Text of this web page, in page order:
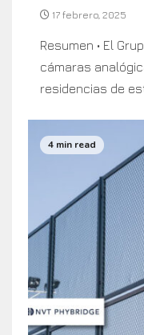
17 febrero, 2025
Resumen • El
cámaras
residencias de
4 min read